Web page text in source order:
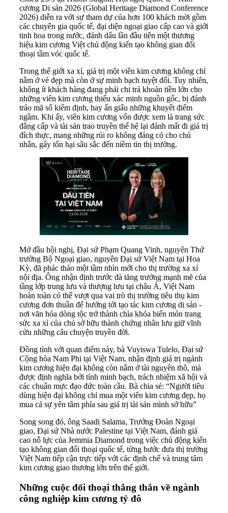
cương Di sản 2026 (Global Heritage Diamond Conference
2026) diễn ra với sự tham dự của hơn 100 khách mời gồm
các chuyên gia quốc tế, đại diện ngoại giao cấp cao và giới
tinh hoa trong nước, đánh dấu lần đầu tiên một thương
hiệu kim cương Việt chủ động kiến tạo không gian đối
thoại tầm vóc quốc tế.
Trong thế giới xa xỉ, giá trị một viên kim cương không chỉ
nằm ở vẻ đẹp mà còn ở sự minh bạch tuyệt đối. Tuy nhiên,
không ít khách hàng đang phải chi trả khoản tiền lớn cho
những viên kim cương thiếu xác minh nguồn gốc, bị đánh
tráo mã số kiểm định, hay ẩn giấu những khuyết điểm
ngầm. Khi ấy, viên kim cương vốn được xem là trang sức
đẳng cấp và tài sản trao truyền thế hệ lại đánh mất đi giá trị
đích thực, mang những rủi ro không đáng có cho chủ
nhân, gây tổn hại sâu sắc đến niềm tin thị trường.
Mở đầu hội nghị, Đại sứ Phạm Quang Vinh, nguyên Thứ
trưởng Bộ Ngoại giao, nguyên Đại sứ Việt Nam tại Hoa
Kỳ, đã phác thảo một tầm nhìn mới cho thị trường xa xỉ
nội địa. Ông nhận định trước đà tăng trưởng mạnh mẽ của
tầng lớp trung lưu và thượng lưu tại châu Á, Việt Nam
hoàn toàn có thể vượt qua vai trò thị trường tiêu thụ kim
cương đơn thuần để hướng tới tạo tác kim cương di sản -
nơi văn hóa dòng tộc trở thành chìa khóa biến món trang
sức xa xỉ của chủ sở hữu thành chứng nhân lưu giữ vĩnh
cửu những câu chuyện truyền đời.
Đồng tình với quan điểm này, bà Vuyiswa Tulelo, Đại sứ
Cộng hòa Nam Phi tại Việt Nam, nhận định giá trị ngành
kim cương hiện đại không còn nằm ở tài nguyên thô, mà
được định nghĩa bởi tính minh bạch, trách nhiệm xã hội và
các chuẩn mực đạo đức toàn cầu. Bà chia sẻ: “Người tiêu
dùng hiện đại không chỉ mua một viên kim cương đẹp, họ
mua cả sự yên tâm phía sau giá trị tài sản mình sở hữu”
Song song đó, ông Saadi Salama, Trưởng Đoàn Ngoại
giao, Đại sứ Nhà nước Palestine tại Việt Nam, đánh giá
cao nỗ lực của Jemmia Diamond trong việc chủ động kiến
tạo không gian đối thoại quốc tế, từng bước đưa thị trường
Việt Nam tiếp cận trực tiếp với các định chế và trung tâm
kim cương giao thương lớn trên thế giới.
Những cuộc đối thoại thẳng thắn về ngành
công nghiệp kim cương tỷ đô